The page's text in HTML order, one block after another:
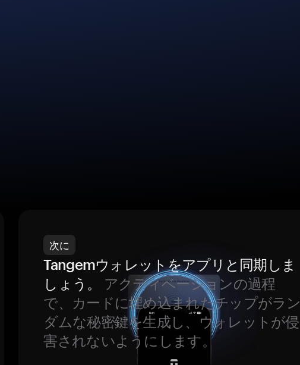
次に
Tangemウォレットをアプリと同期しま
しょう。
アクティベーションの過程
で、カードに埋め込まれたチップがラン
ダムな秘密鍵を生成し、ウォレットが侵
害されないようにします。